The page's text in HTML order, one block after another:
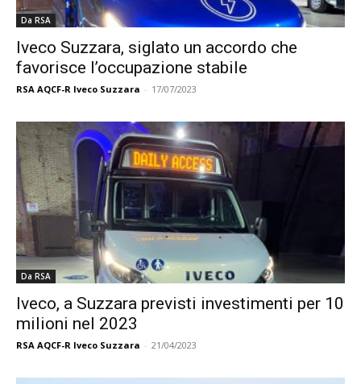
Da RSA
Iveco Suzzara, siglato un accordo che
favorisce l’occupazione stabile
RSA AQCF-R Iveco Suzzara - 17/07/2023
Da RSA
Iveco, a Suzzara previsti investimenti per 10
milioni nel 2023
RSA AQCF-R Iveco Suzzara - 21/04/2023